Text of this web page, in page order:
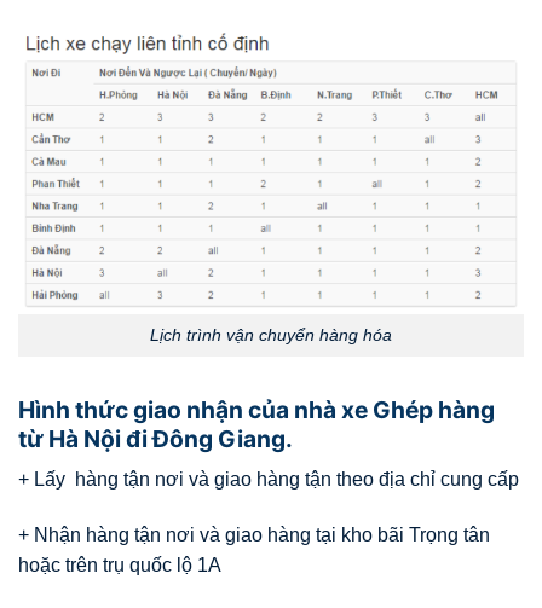
Lịch trình vận chuyển hàng hóa
Hình thức giao nhận của nhà xe Ghép hàng
từ Hà Nội đi Đông Giang.
+ Lấy hàng tận nơi và giao hàng tận theo địa chỉ cung cấp
+ Nhận hàng tận nơi và giao hàng tại kho bãi Trọng tân
hoặc trên trụ quốc lộ 1A